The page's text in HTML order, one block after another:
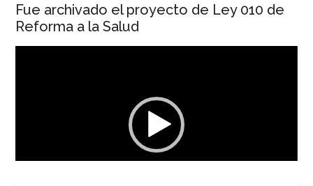
Fue archivado el proyecto de Ley 010 de
Reforma a la Salud